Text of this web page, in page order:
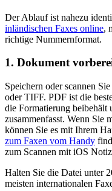
Der Ablauf ist nahezu
inländischen Faxes online,
richtige Nummernformat.
1. Dokument
Speichern oder scannen
oder TIFF. PDF ist die
die Formatierung beibehält
zusammenfasst. Wenn Sie
können Sie es mit Ihrem
zum Faxen vom Handy
zum Scannen mit iOS
Halten Sie die Datei unter
meisten internationalen